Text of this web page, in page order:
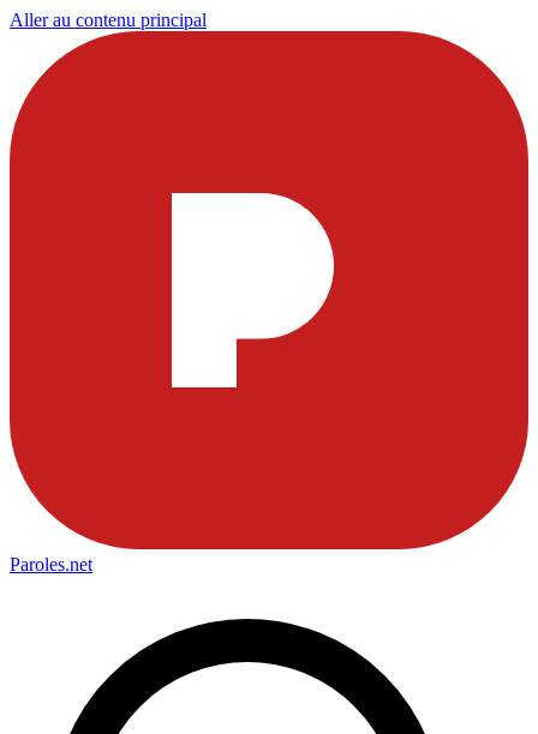
Aller au contenu principal
Paroles.net